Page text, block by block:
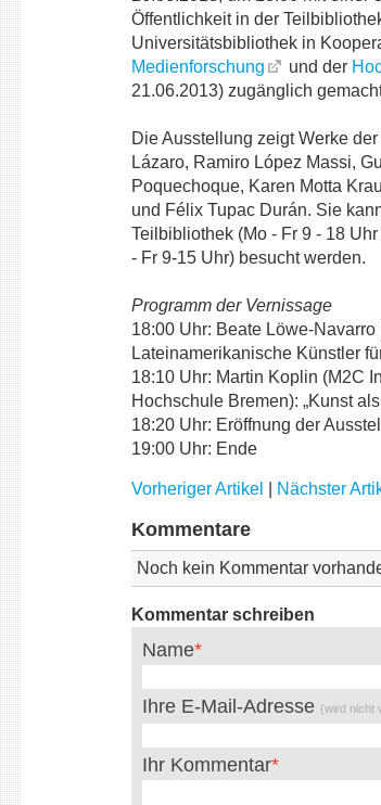
Öffentlichkeit in der
Universitätsbibliothek in
Medienforschung
und der
21.06.2013) zugänglich
Die Ausstellung zeigt Werke
Lázaro, Ramiro López Massi,
Poquechoque, Karen Motta
und Félix Tupac Durán. Sie
Teilbibliothek (Mo - Fr 9 - 18
- Fr 9-15 Uhr) besucht werden.
Programm der Vernissage
18:00 Uhr: Beate Löwe-
Lateinamerikanische Künstler
18:10 Uhr: Martin Koplin (M2C
Hochschule Bremen): „Kunst
18:20 Uhr: Eröffnung der
19:00 Uhr: Ende
Vorheriger Artikel Nächster
Kommentare
Noch kein Kommentar
Kommentar schreiben
Name
Ihre E-Mail-Adresse (wird nicht
Ihr Kommentar